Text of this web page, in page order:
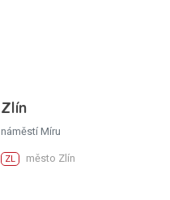
Zlín
náměstí Míru
ZL město Zlín